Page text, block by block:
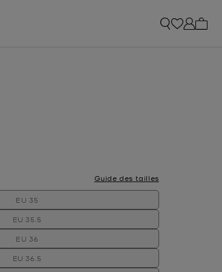
Guide des tailles
EU 35
EU 35.5
EU 36
EU 36.5